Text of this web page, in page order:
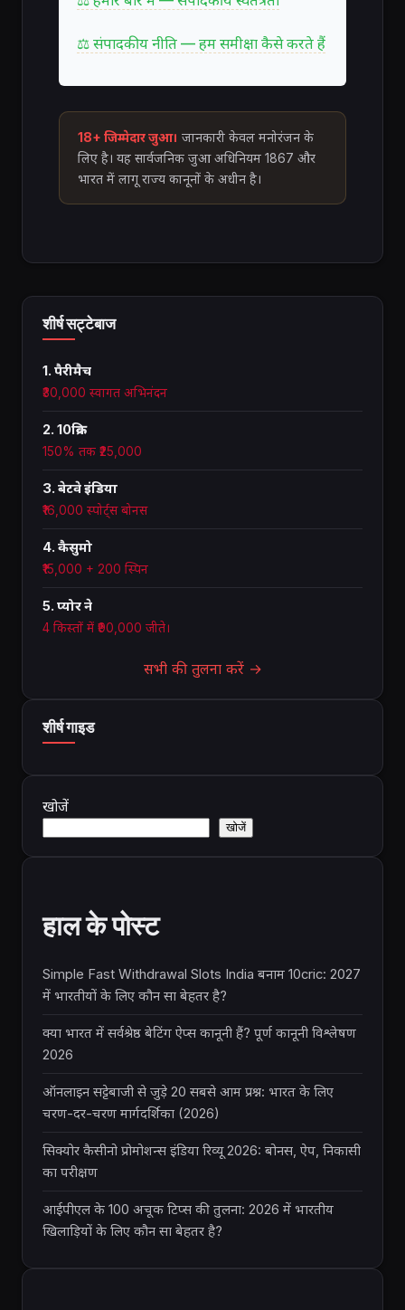
⚖ संपादकीय नीति — हम समीक्षा कैसे करते हैं
18+ जिम्मेदार जुआ। जानकारी केवल मनोरंजन के
लिए है। यह सार्वजनिक जुआ अधिनियम 1867 और
भारत में लागू राज्य कानूनों के अधीन है।
शीर्ष सट्टेबाज
1. पैरीमैच
₹30,000 स्वागत अभिनंदन
2. 10क्रिक
150% तक ₹25,000
3. बेटवे इंडिया
₹16,000 स्पोर्ट्स बोनस
4. कैसुमो
₹15,000 + 200 स्पिन
5. प्योर ने
4 किस्तों में ₹90,000 जीते।
सभी की तुलना करें →
शीर्ष गाइड
खोजें
खोजें
हाल के पोस्ट
Simple Fast Withdrawal Slots India बनाम 10cric: 2027
में भारतीयों के लिए कौन सा बेहतर है?
क्या भारत में सर्वश्रेष्ठ बेटिंग ऐप्स कानूनी हैं? पूर्ण कानूनी विश्लेषण
2026
ऑनलाइन सट्टेबाजी से जुड़े 20 सबसे आम प्रश्न: भारत के लिए
चरण-दर-चरण मार्गदर्शिका (2026)
सिक्योर कैसीनो प्रोमोशन्स इंडिया रिव्यू 2026: बोनस, ऐप, निकासी
का परीक्षण
आईपीएल के 100 अचूक टिप्स की तुलना: 2026 में भारतीय
खिलाड़ियों के लिए कौन सा बेहतर है?